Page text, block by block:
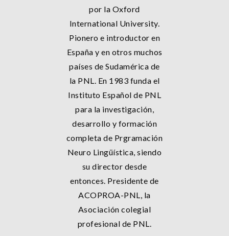
por la Oxford
International University.
Pionero e introductor en
España y en otros muchos
países de Sudamérica de
la PNL. En 1983 funda el
Instituto Español de PNL
para la investigación,
desarrollo y formación
completa de Prgramación
Neuro Lingüística, siendo
su director desde
entonces. Presidente de
ACOPROA-PNL, la
Asociación colegial
profesional de PNL.